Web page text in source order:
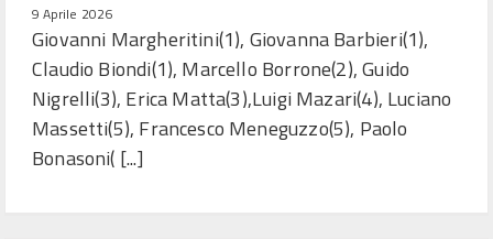
9 Aprile 2026
Giovanni Margheritini(1), Giovanna Barbieri(1),
Claudio Biondi(1), Marcello Borrone(2), Guido
Nigrelli(3), Erica Matta(3),Luigi Mazari(4), Luciano
Massetti(5), Francesco Meneguzzo(5), Paolo
Bonasoni( [...]